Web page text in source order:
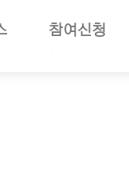
참여신청